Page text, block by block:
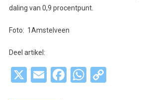
daling van 0,9 procentpunt.
Foto: 1Amstelveen
Deel artikel:
X EmailFacebook
WhatsApp
Copy